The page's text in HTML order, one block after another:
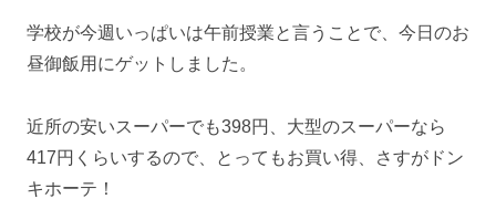
学校が今週いっぱいは午前授業と言うことで、今日のお
昼御飯用にゲットしました。
近所の安いスーパーでも398円、大型のスーパーなら
417円くらいするので、とってもお買い得、さすがドン
キホーテ！